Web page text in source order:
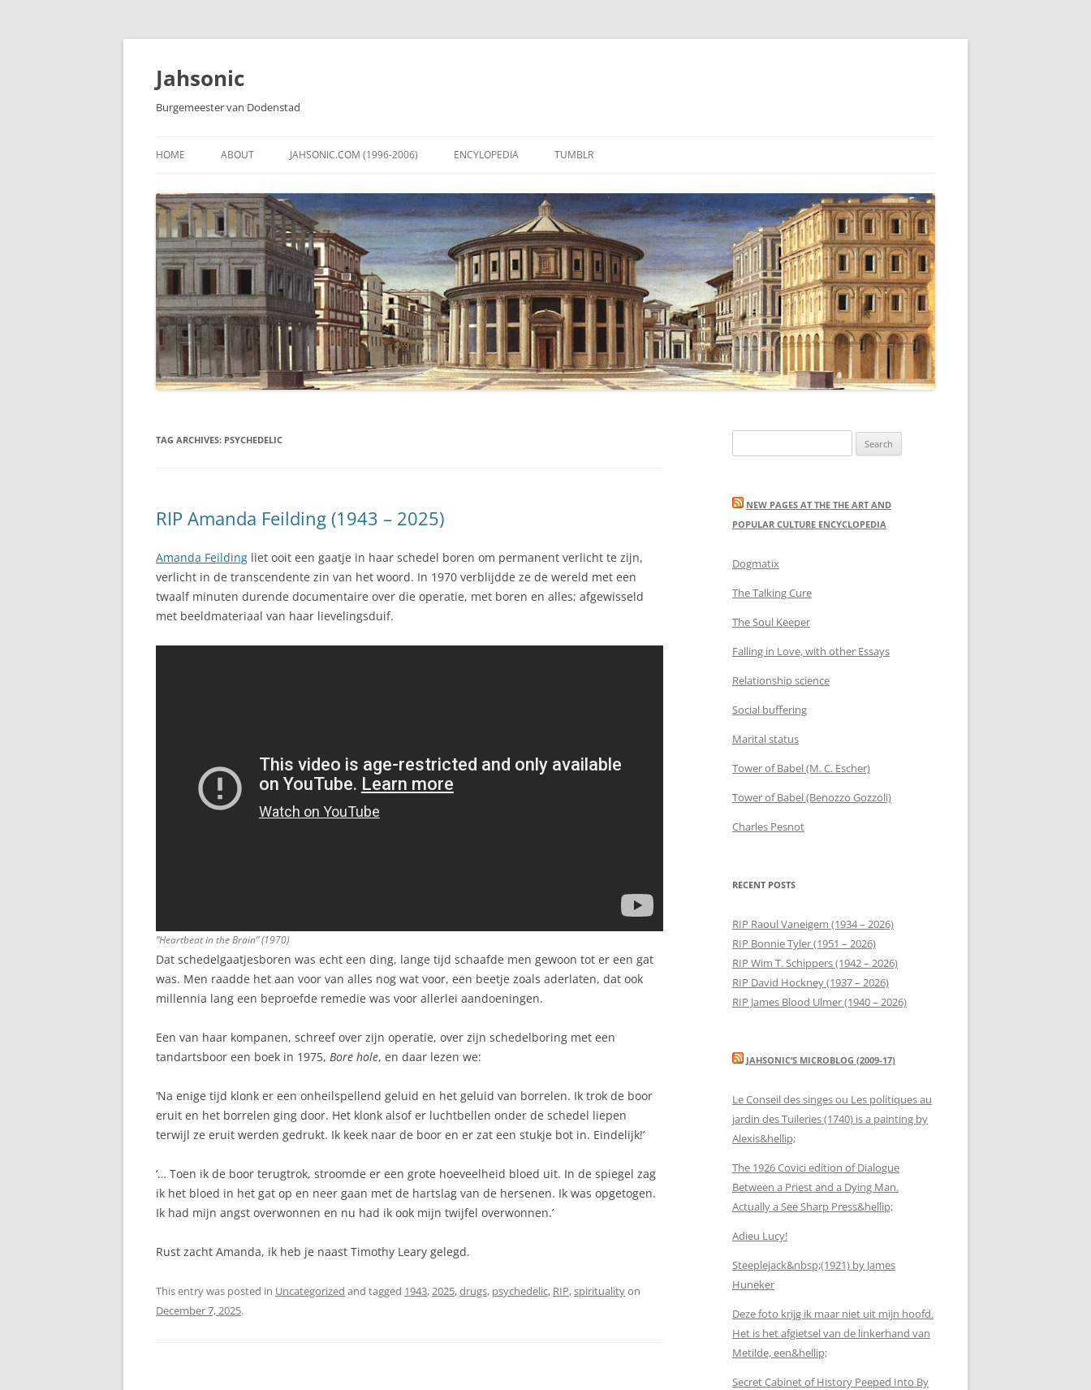
Skip
content
Jahsonic
Burgemeester van Dodenstad
HOME ABOUT JAHSONIC.COM (1996-2006) ENCYLOPEDIA TUMBLR
TAG ARCHIVES: PSYCHEDELIC
RIP Amanda Feilding (1943 – 2025)
Amanda Feilding liet ooit een gaatje in haar schedel boren om permanent verlicht te zijn,
verlicht in de transcendente zin van het woord. In 1970 verblijdde ze de wereld met een
twaalf minuten durende documentaire over die operatie, met boren en alles; afgewisseld
met beeldmateriaal van haar lievelingsduif.
“Heartbeat in the Brain” (1970)
Dat schedelgaatjesboren was echt een ding, lange tijd schaafde men gewoon tot er een gat
was. Men raadde het aan voor van alles nog wat voor, een beetje zoals aderlaten, dat ook
millennia lang een beproefde remedie was voor allerlei aandoeningen.
Een van haar kompanen, schreef over zijn operatie, over zijn schedelboring met een
tandartsboor een boek in 1975, Bore hole, en daar lezen we:
‘Na enige tijd klonk er een onheilspellend geluid en het geluid van borrelen. Ik trok de boor
eruit en het borrelen ging door. Het klonk alsof er luchtbellen onder de schedel liepen
terwijl ze eruit werden gedrukt. Ik keek naar de boor en er zat een stukje bot in. Eindelijk!’
‘… Toen ik de boor terugtrok, stroomde er een grote hoeveelheid bloed uit. In de spiegel zag
ik het bloed in het gat op en neer gaan met de hartslag van de hersenen. Ik was opgetogen.
Ik had mijn angst overwonnen en nu had ik ook mijn twijfel overwonnen.’
Rust zacht Amanda, ik heb je naast Timothy Leary gelegd.
This entry was posted in Uncategorized and tagged 1943,2025,drugs, psychedelic, RIP,spiritualityon
December 7, 2025.
for:
NEW PAGES AT THE THE ART AND
POPULAR CULTURE ENCYCLOPEDIA
Dogmatix
The Talking Cure
The Soul Keeper
Falling in Love, with other Essays
Relationship science
Social buffering
Marital status
Tower of Babel (M. C. Escher)
Tower of Babel (Benozzo Gozzoli)
Charles Pesnot
RECENT POSTS
RIP Raoul Vaneigem (1934 – 2026)
RIP Bonnie Tyler (1951 – 2026)
RIP Wim T. Schippers (1942 – 2026)
RIP David Hockney (1937 – 2026)
RIP James Blood Ulmer (1940 – 2026)
JAHSONIC’S MICROBLOG (2009-17)
Le Conseil des singes ou Les politiques au
jardin des Tuileries (1740) is a painting by
Alexis&hellip;
The 1926 Covici edition of Dialogue
Between a Priest and a Dying Man.
Actually a See Sharp Press&hellip;
Adieu Lucy!
Steeplejack&nbsp;(1921) by James
Huneker
Deze foto krijg ik maar niet uit mijn hoofd.
Het is het afgietsel van de linkerhand van
Metilde, een&hellip;
Secret Cabinet of History Peeped Into By